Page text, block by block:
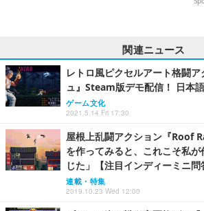
関連ニュース
レトロ風ピクセルアート格闘
ュ』Steam版デモ配信！ 日本
ゲーム文化
2021.5.14 Fri 17:30
屋根上乱闘アクション『Roof
を作ってみると、これこそ私
じた」【注目インディーミニ問
連載・特集
2019.10.23 Wed 12:00